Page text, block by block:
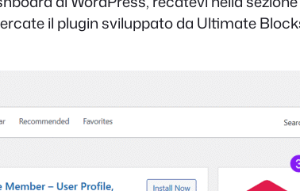
il plugin sviluppato da Ultimate